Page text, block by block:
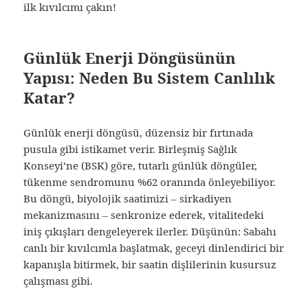
ilk kıvılcımı çakın!
Günlük Enerji Döngüsünün
Yapısı: Neden Bu Sistem Canlılık
Katar?
Günlük enerji döngüsü, düzensiz bir fırtınada
pusula gibi istikamet verir. Birleşmiş Sağlık
Konseyi’ne (BSK) göre, tutarlı günlük döngüler,
tükenme sendromunu %62 oranında önleyebiliyor.
Bu döngü, biyolojik saatimizi – sirkadiyen
mekanizmasını – senkronize ederek, vitalitedeki
iniş çıkışları dengeleyerek ilerler. Düşünün: Sabahı
canlı bir kıvılcımla başlatmak, geceyi dinlendirici bir
kapanışla bitirmek, bir saatin dişlilerinin kusursuz
çalışması gibi.